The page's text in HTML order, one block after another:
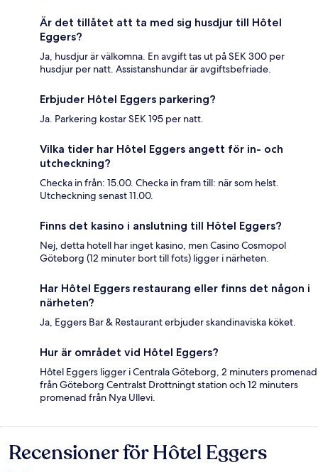
Är det tillåtet att ta med sig husdjur till Hôtel
Eggers?
Ja, husdjur är välkomna. En avgift tas ut på SEK 300 per
husdjur per natt. Assistanshundar är avgiftsbefriade.
Erbjuder Hôtel Eggers parkering?
Ja. Parkering kostar SEK 195 per natt.
Vilka tider har Hôtel Eggers angett för in- och
utcheckning?
Checka in från: 15.00. Checka in fram till: när som helst.
Utcheckning senast 11.00.
Finns det kasino i anslutning till Hôtel Eggers?
Nej, detta hotell har inget kasino, men Casino Cosmopol
Göteborg (12 minuter bort till fots) ligger i närheten.
Har Hôtel Eggers restaurang eller finns det någon i
närheten?
Ja, Eggers Bar & Restaurant erbjuder skandinaviska köket.
Hur är området vid Hôtel Eggers?
Hôtel Eggers ligger i Centrala Göteborg, 2 minuters promenad
från Göteborg Centralst Drottningt station och 12 minuters
promenad från Nya Ullevi.
Recensioner
Recensioner för Hôtel Eggers